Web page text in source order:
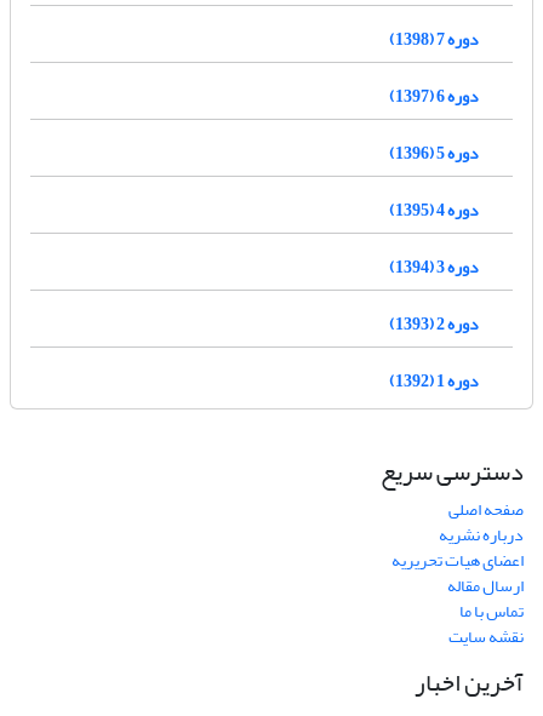
دوره 7 (1398)
دوره 6 (1397)
دوره 5 (1396)
دوره 4 (1395)
دوره 3 (1394)
دوره 2 (1393)
دوره 1 (1392)
دسترسی سریع
صفحه اصلی
درباره نشریه
اعضای هیات تحریریه
ارسال مقاله
تماس با ما
نقشه سایت
آخرین اخبار